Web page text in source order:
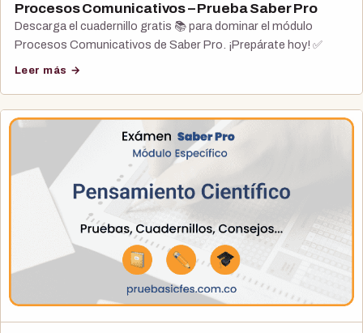
Procesos Comunicativos – Prueba Saber Pro
Descarga el cuadernillo gratis 📚 para dominar el módulo
Procesos Comunicativos de Saber Pro. ¡Prepárate hoy! ✅
Leer más →